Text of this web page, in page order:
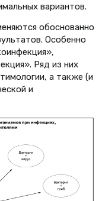
вариантов.
обос­нованно
Особенно
Ряд из них
а также (и
и